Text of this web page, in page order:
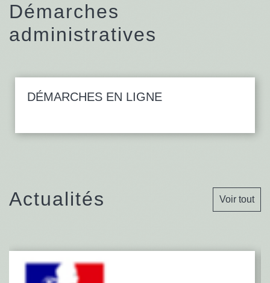
Démarches
administratives
DÉMARCHES EN LIGNE
Actualités Voir tout